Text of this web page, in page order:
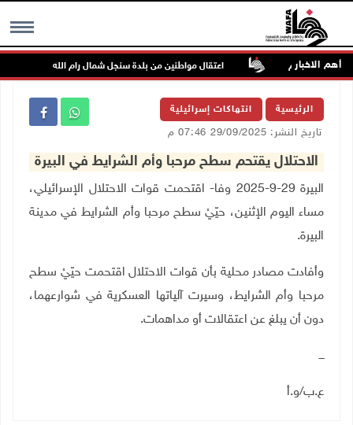
MENU أهم الاخبار
غرب بيت لحم اعتقال مواطنين من بلدة سنجل شمال رام الله
الرئيسية انتهاكات إسرائيلية
تاريخ النشر: 29/09/2025 07:46 م
الاحتلال يقتحم سطح مرحبا وأم الشرايط في البيرة
البيرة 29-9-2025 وفا- اقتحمت قوات الاحتلال الإسرائيلي،
مساء اليوم الإثنين، حيّيْ سطح مرحبا وأم الشرايط في مدينة
البيرة.
وأفادت مصادر محلية بأن قوات الاحتلال اقتحمت حيّيْ سطح
مرحبا وأم الشرايط، وسيرت آلياتها العسكرية في شوارعهما،
دون أن يبلغ عن اعتقالات أو مداهمات.
ـــ
ع.ب/و.أ